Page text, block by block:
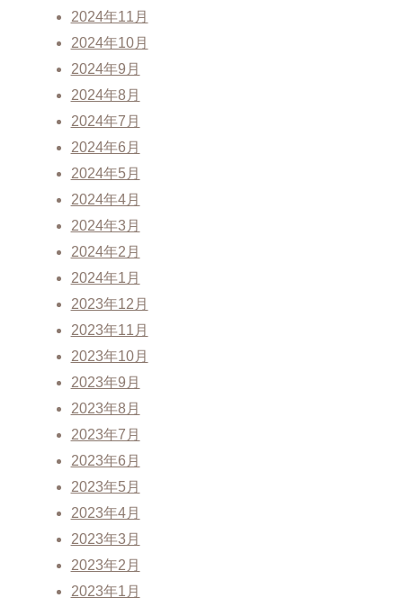
2024年11月
2024年10月
2024年9月
2024年8月
2024年7月
2024年6月
2024年5月
2024年4月
2024年3月
2024年2月
2024年1月
2023年12月
2023年11月
2023年10月
2023年9月
2023年8月
2023年7月
2023年6月
2023年5月
2023年4月
2023年3月
2023年2月
2023年1月